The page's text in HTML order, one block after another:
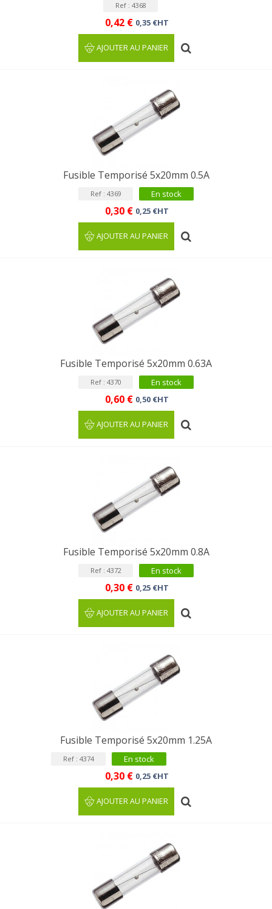
Ref : 4368
0,42 € 0,35 €HT
AJOUTER AU PANIER
Fusible Temporisé 5x20mm 0.5A
Ref : 4369 En stock
0,30 € 0,25 €HT
AJOUTER AU PANIER
Fusible Temporisé 5x20mm 0.63A
Ref : 4370 En stock
0,60 € 0,50 €HT
AJOUTER AU PANIER
Fusible Temporisé 5x20mm 0.8A
Ref : 4372 En stock
0,30 € 0,25 €HT
AJOUTER AU PANIER
Fusible Temporisé 5x20mm 1.25A
Ref : 4374 En stock
0,30 € 0,25 €HT
AJOUTER AU PANIER